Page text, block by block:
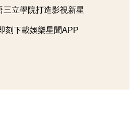
三立學院打造影視新星
刻下載娛樂星聞APP